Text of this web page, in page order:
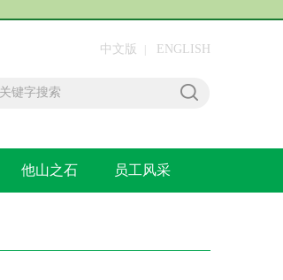
中文版 ENGLISH
他山之石 员工风采